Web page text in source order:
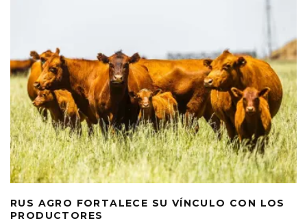
RUS AGRO FORTALECE SU VÍNCULO CON LOS
PRODUCTORES